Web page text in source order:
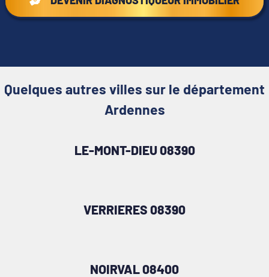
Quelques autres villes sur le département
Ardennes
LE-MONT-DIEU 08390
VERRIERES 08390
NOIRVAL 08400